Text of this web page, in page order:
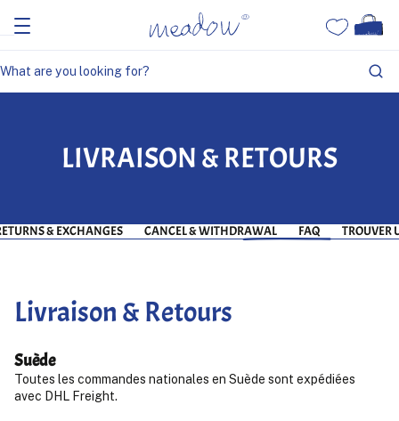
LIVRAISON & RETOURS
& EXCHANGES CANCEL & WITHDRAWAL FAQ TROUVER
Livraison & Retours
Suède
Toutes les commandes nationales en Suède sont expédiées
avec DHL Freight.